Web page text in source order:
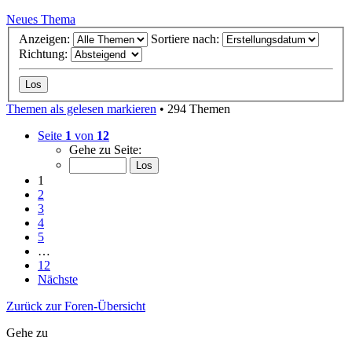
Neues Thema
Anzeigen:
Sortiere nach:
Richtung:
Themen als gelesen markieren • 294 Themen
Seite 1 von 12
Gehe zu Seite:
1
2
3
4
5
…
12
Nächste
Zurück zur Foren-Übersicht
Gehe zu